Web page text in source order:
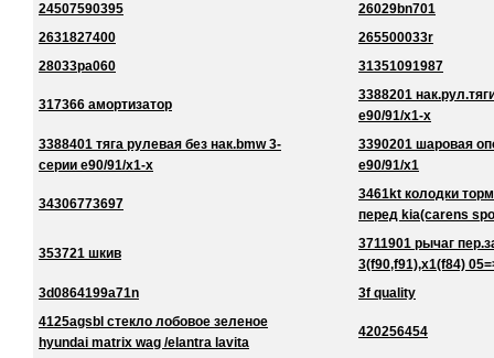
24507590395
26029bn701
2631827400
265500033r
28033pa060
31351091987
317366 амортизатор
3388201
e90/91/x1-x
3388401 тяга рулевая без нак.bmw 3-
серии e90/91/x1-x
3390201 шаровая
e90/91/x1
34306773697
3461kt колодки
перед kia(carens
353721 шкив
3711901 рычаг
3(f90,f91),x1(f84)
3d0864199a71n
3f quality
4125agsbl стекло лобовое зеленое
hyundai matrix wag /elantra lavita
420256454